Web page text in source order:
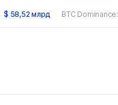
$ 58,52 млрд BTC Dominance: